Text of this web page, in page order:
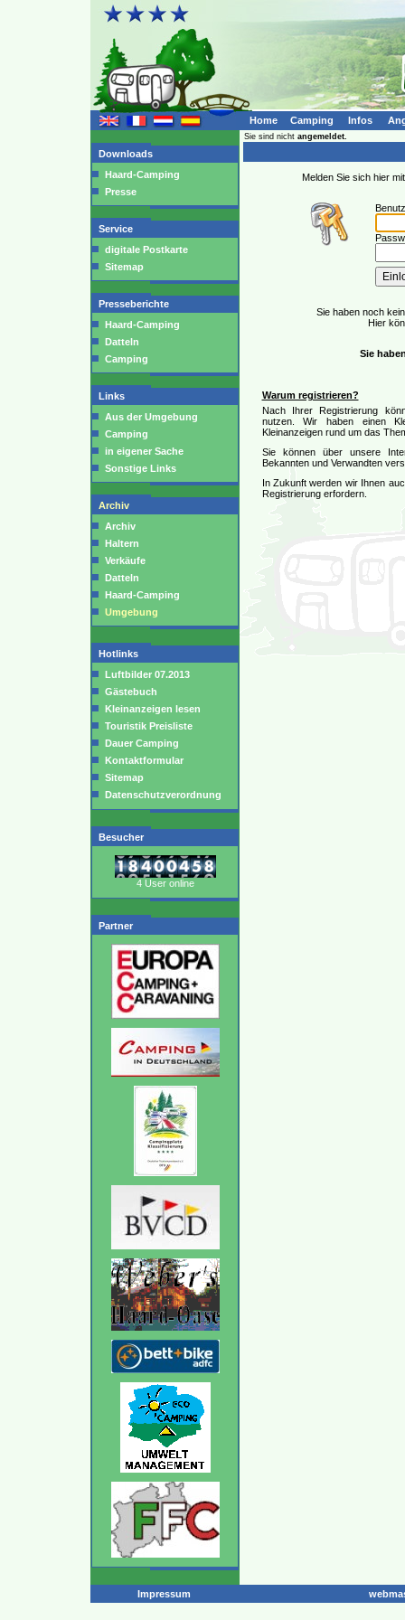
Home Camping Infos
Downloads
Haard-Camping
Presse
Service
digitale Postkarte
Sitemap
Presseberichte
Haard-Camping
Datteln
Camping
Links
Aus der Umgebung
Camping
in eigener Sache
Sonstige Links
Archiv
Archiv
Haltern
Verkäufe
Datteln
Haard-Camping
Umgebung
Hotlinks
Luftbilder 07.2013
Gästebuch
Kleinanzeigen lesen
Touristik Preisliste
Dauer Camping
Kontaktformular
Sitemap
Datenschutzverordnung
Besucher
4 User online
Partner
Sie sind nicht angemeldet.
Melden Sie sich hier
Sie haben noch
Hier
Sie
Warum registrieren?
Nach Ihrer Registrierung
nutzen. Wir haben einen
Kleinanzeigen rund um das
Sie können über unsere
Bekannten und Verwandten
In Zukunft werden wir Ihnen
Registrierung erfordern.
Impressum